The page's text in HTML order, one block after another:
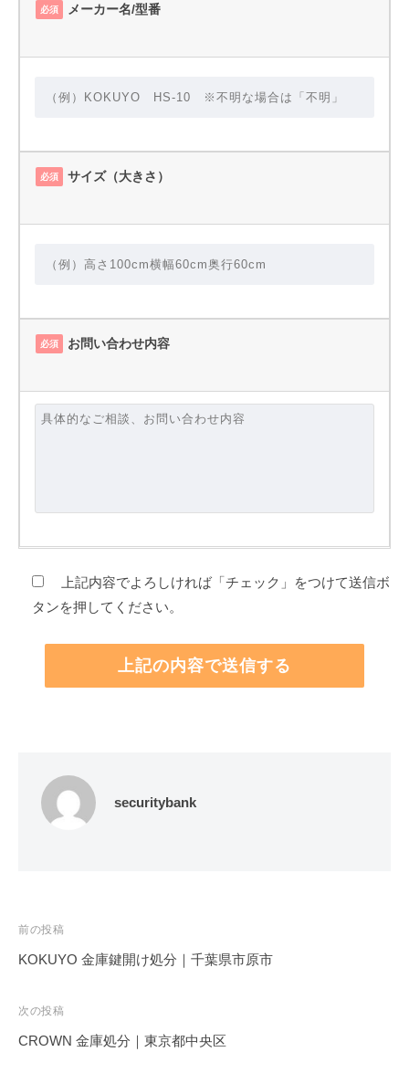
必須 メーカー名/型番
必須 サイズ（大きさ）
必須 お問い合わせ内容
上記内容でよろしければ「チェック」をつけて送信ボ
タンを押してください。
securitybank
投
稿
ビ
ゲ
前の投稿
KOKUYO 金庫鍵開け処分｜千葉県市原市
次の投稿
CROWN 金庫処分｜東京都中央区